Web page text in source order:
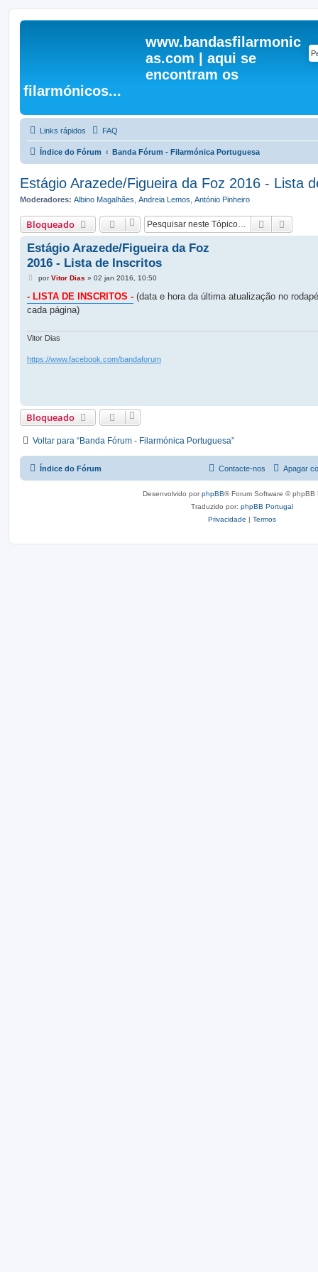
www.bandasfilarmonic
as.com | aqui se
encontram os
filarmónicos...
Links rápidos FAQ
Índice do Fórum Banda Fórum - Filarmónica Portuguesa
Estágio Arazede/Figueira da Foz 2016 - Lista
Moderadores: Albino Magalhães Andreia Lemos António Pinheiro
Bloqueado Pesquisar
Estágio Arazede/Figueira da Foz
2016 - Lista de Inscritos
M
n
s
a
m
porVitor Dias » 02 jan 2016, 10:50
- LISTA DE INSCRITOS - (data e hora da última atualização no
cada página)
Vitor Dias
https://www.facebook.com/bandaforum
Bloqueado
Voltar para “Banda Fórum - Filarmónica Portuguesa”
Índice do Fórum Apagar
Contacte-nos
Desenvolvido porphpBB® Forum Software © phpBB
Traduzido por: phpBB Portugal
Privacidade | Termos